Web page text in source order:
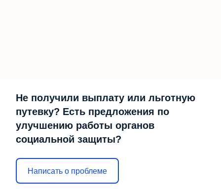
Не получили выплату или льготную
путевку? Есть предложения по
улучшению работы органов
социальной защиты?
Написать о проблеме